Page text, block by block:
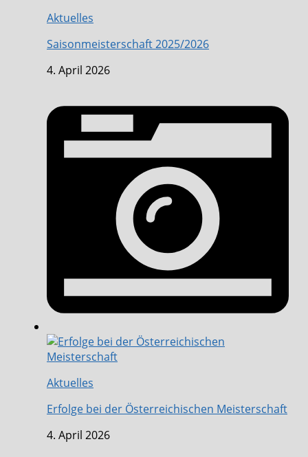
Aktuelles
Saisonmeisterschaft 2025/2026
4. April 2026
Aktuelles
Erfolge bei der Österreichischen Meisterschaft
4. April 2026